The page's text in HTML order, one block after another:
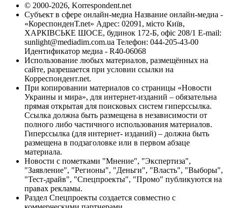
© 2000-2026, Korrespondent.net
Субъект в сфере онлайн-медиа Название онлайн-медиа -
«КореспонденТ.net» Адрес: 02091, місто Київ,
ХАРКІВСЬКЕ ШОСЕ, будинок 172-Б, офіс 208/1 E-mail:
sunlight@mediadim.com.ua Телефон: 044-205-43-00
Идентификатор медиа - R40-06068
Использование любых материалов, размещённых на
сайте, разрешается при условии ссылки на
Корреспондент.net.
При копировании материалов со страницы «Новости
Украины и мира», для интернет-изданий – обязательна
прямая открытая для поисковых систем гиперссылка.
Ссылка должна быть размещена в независимости от
полного либо частичного использования материалов.
Гиперссылка (для интернет- изданий) – должна быть
размещена в подзаголовке или в первом абзаце
материала.
Новости с пометками "Мнение", "Экспертиза",
"Заявление", "Регионы", "Деньги", "Власть", "Выборы",
"Тест-драйв", "Спецпроекты", "Промо" публикуются на
правах рекламы.
Раздел Спецпроекты создается совместно с